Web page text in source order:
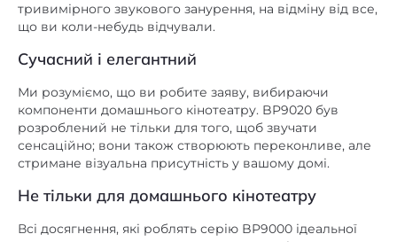
тривимірного звукового занурення, на відміну від все,
що ви коли-небудь відчували.
Сучасний і елегантний
Ми розуміємо, що ви робите заяву, вибираючи
компоненти домашнього кінотеатру. BP9020 був
розроблений не тільки для того, щоб звучати
сенсаційно; вони також створюють переконливе, але
стримане візуальна присутність у вашому домі.
Не тільки для домашнього кінотеатру
Всі досягнення, які роблять серію BP9000 ідеальної